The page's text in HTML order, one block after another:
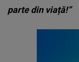
parte din viață!”